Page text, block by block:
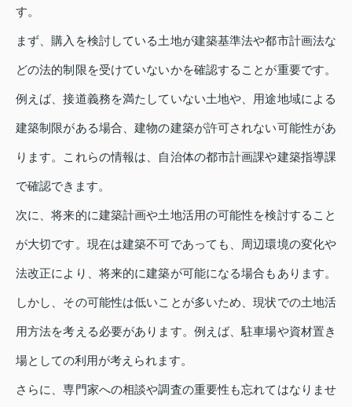
す。
まず、購入を検討している土地が建築基準法や都市計画法な
どの法的制限を受けていないかを確認することが重要です。
例えば、接道義務を満たしていない土地や、用途地域による
建築制限がある場合、建物の建築が許可されない可能性があ
ります。これらの情報は、自治体の都市計画課や建築指導課
で確認できます。
次に、将来的に建築計画や土地活用の可能性を検討すること
が大切です。現在は建築不可であっても、周辺環境の変化や
法改正により、将来的に建築が可能になる場合もあります。
しかし、その可能性は低いことが多いため、現状での土地活
用方法を考える必要があります。例えば、駐車場や資材置き
場としての利用が考えられます。
さらに、専門家への相談や調査の重要性も忘れてはなりませ